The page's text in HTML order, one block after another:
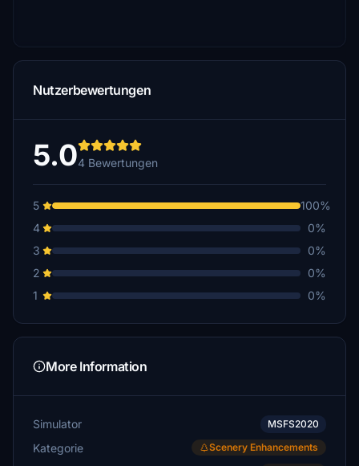
Nutzerbewertungen
5.04 Bewertungen
5
100%
4
0%
3
0%
2
0%
1
0%
More Information
Simulator MSFS2020
Kategorie Scenery Enhancements